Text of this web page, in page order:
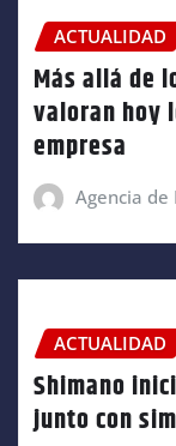
ACTUALIDAD
Más allá de
valoran hoy
empresa
Agencia
ACTUALIDAD
Shimano
junto con